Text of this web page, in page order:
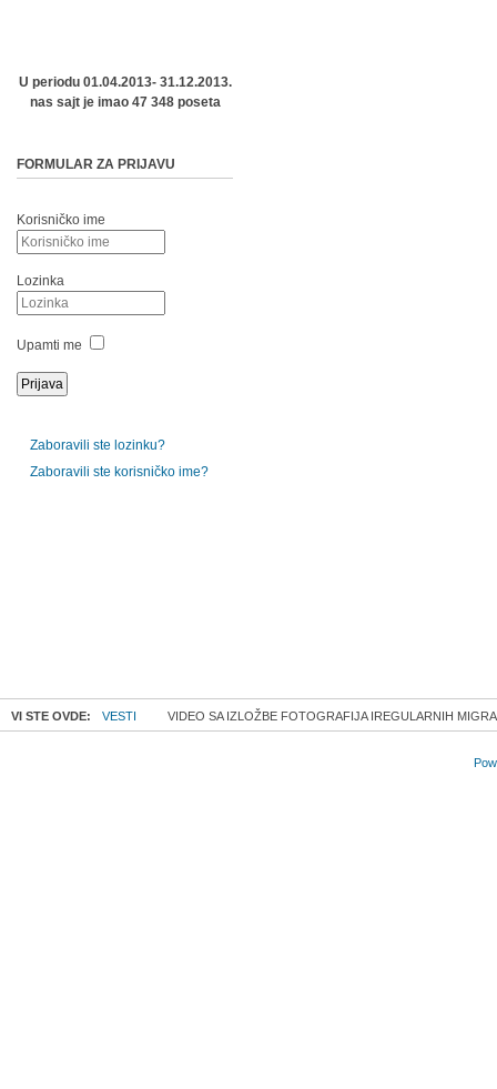
U periodu 01.04.2013- 31.12.2013.
nas sajt je imao 47 348 poseta
FORMULAR ZA PRIJAVU
Korisničko ime
Lozinka
Upamti me
Zaboravili ste lozinku?
Zaboravili ste korisničko ime?
VI STE OVDE: VESTI VIDEO SA IZLOŽBE FOTOGRAFIJA IREGULARNIH